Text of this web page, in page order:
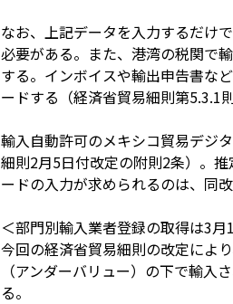
なお、上記データを入力するだけ
必要がある。また、港湾の税関で
する。インボイスや輸出申告書な
ードする（経済省貿易細則第5.3.1
輸入自動許可のメキシコ貿易デジ
細則2月5日付改定の附則2条）。
ードの入力が求められるのは、同
＜部門別輸入業者登録の取得は3月
今回の経済省貿易細則の改定によ
（アンダーバリュー）の下で輸
る。